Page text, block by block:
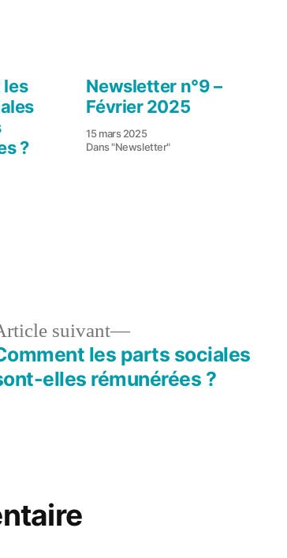
les
?
Newsletter n°9 –
Février 2025
15 mars 2025
Dans "Newsletter"
suivant
Article
suivant :
les parts sociales
elles rémunérées ?